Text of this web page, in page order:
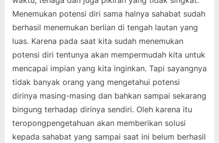
Menemukan potensi diri sama halnya sahabat sudah
berhasil menemukan berlian di tengah lautan yang
luas. Karena pada saat kita sudah menemukan
potensi diri tentunya akan mempermudah kita untuk
mencapai impian yang kita inginkan. Tapi sayangnya
tidak banyak orang yang mengetahui potensi
dirinya masing-masing dan bahkan sampai sekarang
bingung terhadap dirinya sendiri. Oleh karena itu
teropongpengetahuan akan memberikan solusi
kepada sahabat yang sampai saat ini belum berhasil